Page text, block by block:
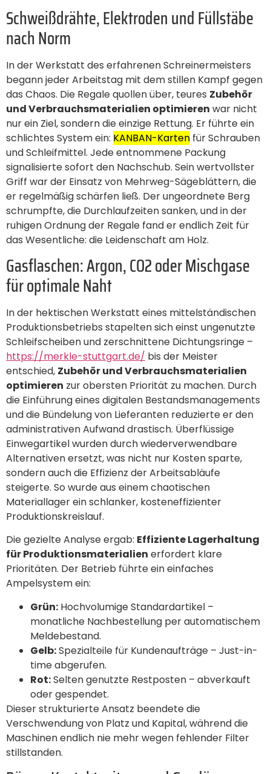
Schweißdrähte, Elektroden und Füllstäbe
nach Norm
In der Werkstatt des erfahrenen Schreinermeisters
begann jeder Arbeitstag mit dem stillen Kampf gegen
das Chaos. Die Regale quollen über, teures Zubehör
und Verbrauchsmaterialien optimieren war nicht
nur ein Ziel, sondern die einzige Rettung. Er führte ein
schlichtes System ein: KANBAN-Karten für Schrauben
und Schleifmittel. Jede entnommene Packung
signalisierte sofort den Nachschub. Sein wertvollster
Griff war der Einsatz von Mehrweg-Sägeblättern, die
er regelmäßig schärfen ließ. Der ungeordnete Berg
schrumpfte, die Durchlaufzeiten sanken, und in der
ruhigen Ordnung der Regale fand er endlich Zeit für
das Wesentliche: die Leidenschaft am Holz.
Gasflaschen: Argon, CO2 oder Mischgase
für optimale Naht
In der hektischen Werkstatt eines mittelständischen
Produktionsbetriebs stapelten sich einst ungenutzte
Schleifscheiben und zerschnittene Dichtungsringe –
https://merkle-stuttgart.de/ bis der Meister
entschied, Zubehör und Verbrauchsmaterialien
optimieren zur obersten Priorität zu machen. Durch
die Einführung eines digitalen Bestandsmanagements
und die Bündelung von Lieferanten reduzierte er den
administrativen Aufwand drastisch. Überflüssige
Einwegartikel wurden durch wiederverwendbare
Alternativen ersetzt, was nicht nur Kosten sparte,
sondern auch die Effizienz der Arbeitsabläufe
steigerte. So wurde aus einem chaotischen
Materiallager ein schlanker, kosteneffizienter
Produktionskreislauf.
Die gezielte Analyse ergab: Effiziente Lagerhaltung
für Produktionsmaterialien erfordert klare
Prioritäten. Der Betrieb führte ein einfaches
Ampelsystem ein:
Grün: Hochvolumige Standardartikel –
monatliche Nachbestellung per automatischem
Meldebestand.
Gelb:Spezialteile für Kundenaufträge – Just-in-
time abgerufen.
Rot:Selten genutzte Restposten – abverkauft
oder gespendet.
Dieser strukturierte Ansatz beendete die
Verschwendung von Platz und Kapital, während die
Maschinen endlich nie mehr wegen fehlender Filter
stillstanden.